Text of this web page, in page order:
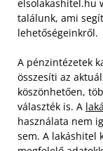
elsolakashitel.hu
találunk, ami
lehetőségeinkről.
A pénzintézetek
összesíti az
köszönhetően,
választék is. A
használata nem
sem. A lakáshitel